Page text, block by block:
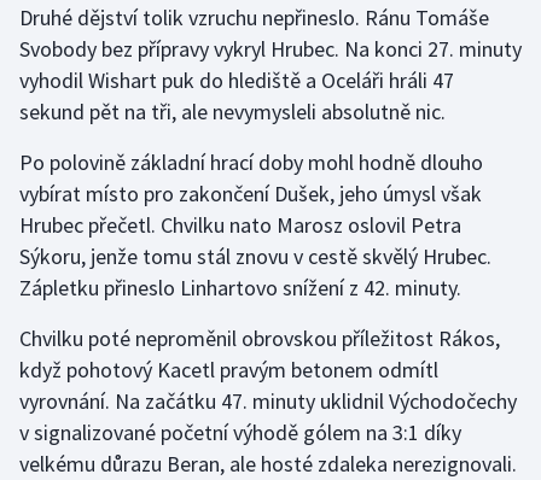
Sportovní střelba
Stolní tenis
Triatlon
Veslování
Vodní slalom
Volejbal
Ostatní
Druhé dějství tolik vzruchu nepřineslo. Ránu Tomáše
Svobody bez přípravy vykryl Hrubec. Na konci 27. minuty
vyhodil Wishart puk do hlediště a Oceláři hráli 47
sekund pět na tři, ale nevymysleli absolutně nic.
Po polovině základní hrací doby mohl hodně dlouho
vybírat místo pro zakončení Dušek, jeho úmysl však
Hrubec přečetl. Chvilku nato Marosz oslovil Petra
Sýkoru, jenže tomu stál znovu v cestě skvělý Hrubec.
Zápletku přineslo Linhartovo snížení z 42. minuty.
Chvilku poté neproměnil obrovskou příležitost Rákos,
když pohotový Kacetl pravým betonem odmítl
vyrovnání. Na začátku 47. minuty uklidnil Východočechy
v signalizované početní výhodě gólem na 3:1 díky
velkému důrazu Beran, ale hosté zdaleka nerezignovali.